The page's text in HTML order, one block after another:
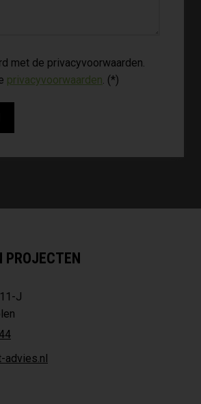
met de privacyvoorwaarden.
privacyvoorwaarden. (*)
PROJECTEN
J
advies.nl